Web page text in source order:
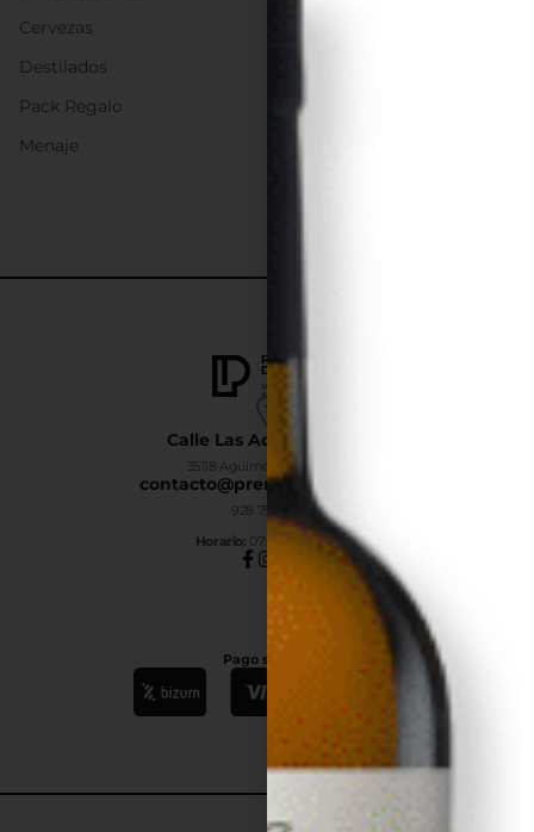
Calle Las Adelfas Nº6-B
35118 Agüimes, Las Palmas
contacto@premiumdrinks.es
928 754 363
Horario: 07:00h a 15:00h
Pago seguro
Cervezas
Destilados
Pack Regalo
Menaje